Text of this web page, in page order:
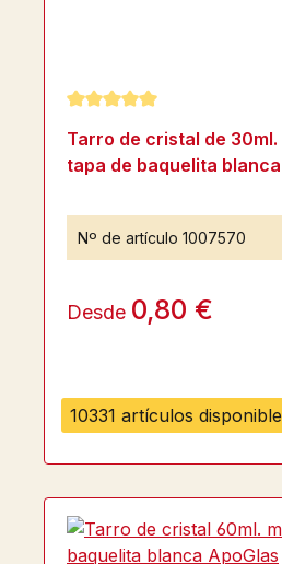
10331 artículos
Calificación promedio de
Tarro de cristal de
tapa de baquelita
Nº de artículo 1007570
Desde 0,80 €